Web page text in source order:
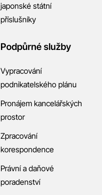
japonské státní
příslušníky
Podpůrné služby
Vypracování
podnikatelského plánu
Pronájem kancelářských
prostor
Zpracování
korespondence
Právní a daňové
poradenství